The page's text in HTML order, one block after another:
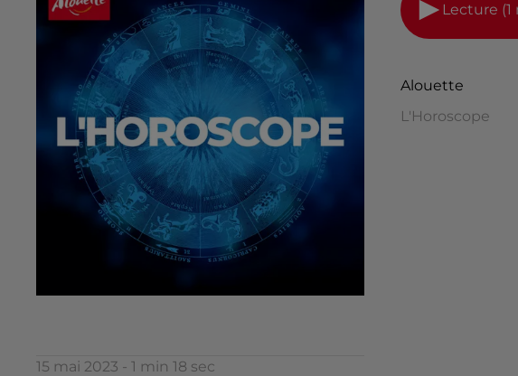
Lecture (1
Alouette
L'Horoscope
15 mai 2023 - 1 min 18 sec